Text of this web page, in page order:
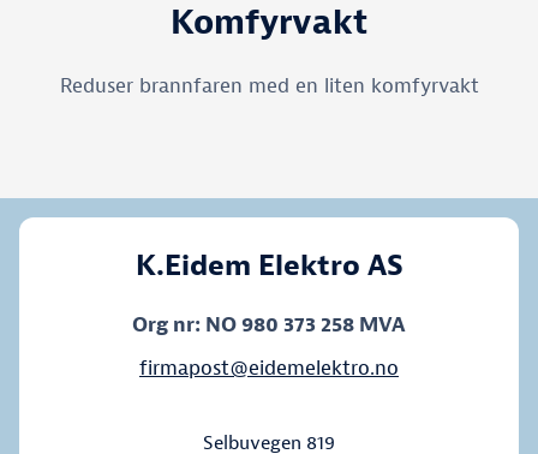
Komfyrvakt
Reduser brannfaren med en liten komfyrvakt
K.Eidem Elektro AS
Org nr: NO 980 373 258 MVA
firmapost@eidemelektro.no
Selbuvegen 819